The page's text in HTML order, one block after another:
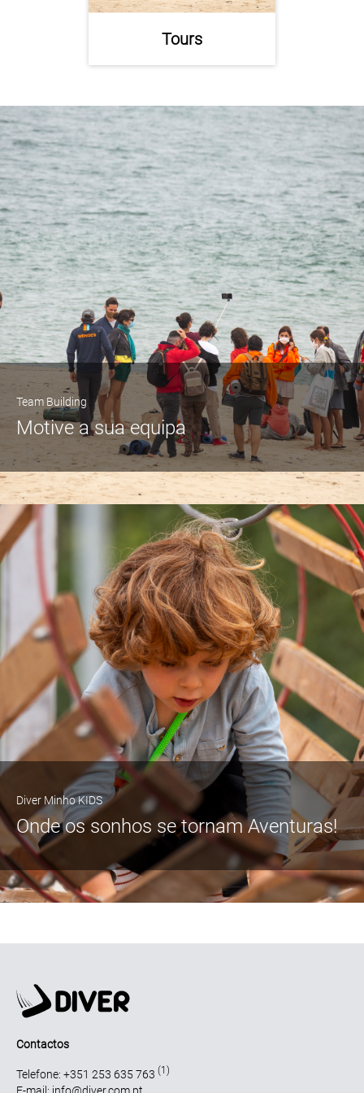
Tours
Team Building
Motive a sua equipa
Diver Minho KIDS
Onde os sonhos se tornam Aventuras!
Contactos
Telefone: +351 253 635 763 (1)
E-mail: info@diver.com.pt